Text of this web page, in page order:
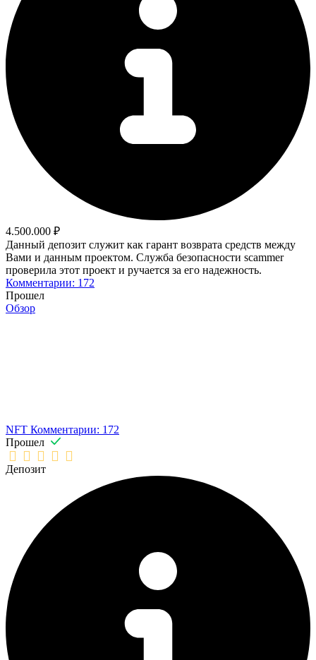
4.500.000 ₽
Данный депозит служит как гарант возврата средств между
Вами и данным проектом. Служба безопасности scammer
проверила этот проект и ручается за его надежность.
Комментарии: 172
Прошел
Обзор
NFT Комментарии: 172
Прошел
Депозит